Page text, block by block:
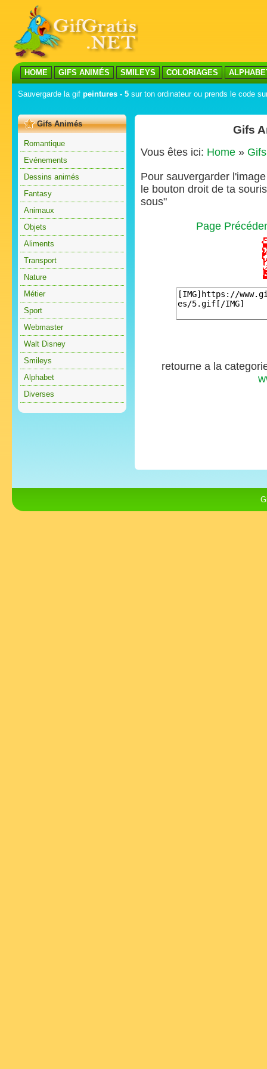
HOME GIFS ANIMÉS SMILEYS COLORIAGES
Sauvergarde la gif peintures - 5 sur ton ordinateur ou prends le code
Gifs Animés
Romantique
Evénements
Dessins animés
Fantasy
Animaux
Objets
Aliments
Transport
Nature
Métier
Sport
Webmaster
Walt Disney
Smileys
Alphabet
Diverses
Gifs
Vous êtes ici: Home »
Pour sauvergarder
le bouton droit de ta
sous"
Page
retourne a la